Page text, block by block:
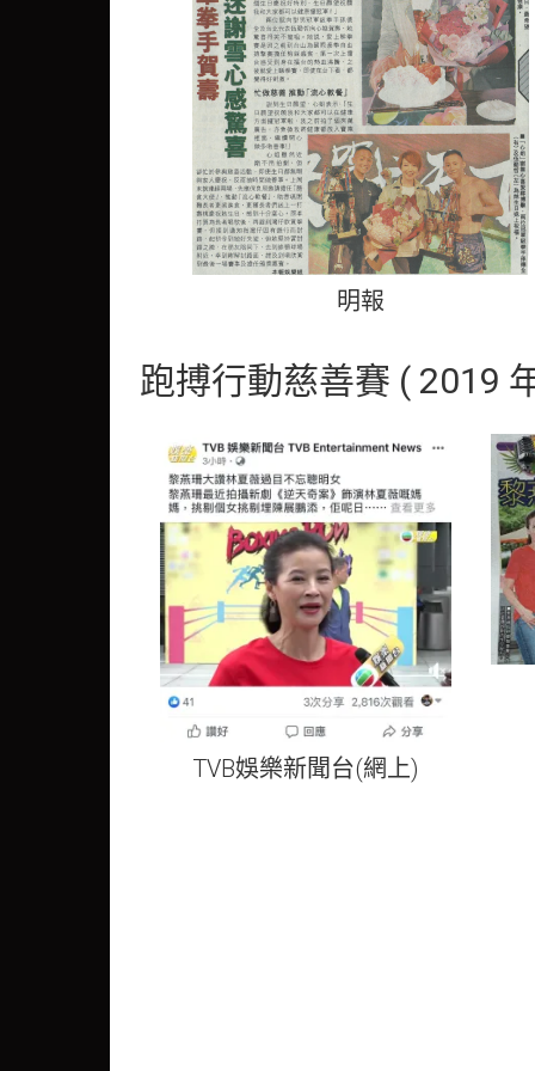
明報
跑搏行動慈善賽 ( 2019
TVB娛樂新聞台(網上)